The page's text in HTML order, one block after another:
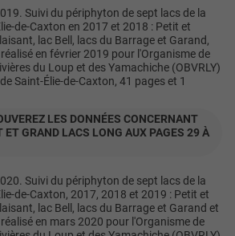
Suivi du périphyton de sept lacs de la
de-Caxton en 2017 et 2018 : Petit et
lac Bell, lacs du Barrage et Garand,
en février 2019 pour l'Organisme de
du Loup et des Yamachiche (OBVRLY)
Saint-Élie-de-Caxton, 41 pages et 1
LES DONNÉES CONCERNANT
ET GRAND LACS LONG AUX PAGES 29 À
Suivi du périphyton de sept lacs de la
de-Caxton, 2017, 2018 et 2019 : Petit et
lac Bell, lacs du Barrage et Garand et
en mars 2020 pour l'Organisme de